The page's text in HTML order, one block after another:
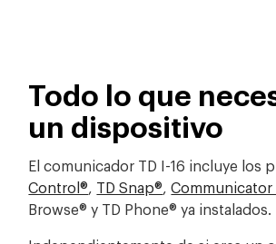
Todo lo que
un dispositivo
El comunicador TD I-16 incluye los
Control®, TD Snap®,Communicator
Browse® y TD Phone® ya instalados.